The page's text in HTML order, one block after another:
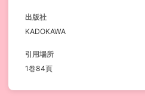
出版社
KADOKAWA
引用場所
1巻84頁